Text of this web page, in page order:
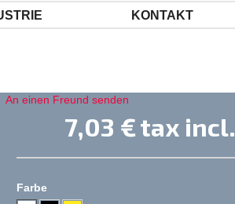
KONTAKT
An einen Freund senden
7,03 €tax incl.
Farbe